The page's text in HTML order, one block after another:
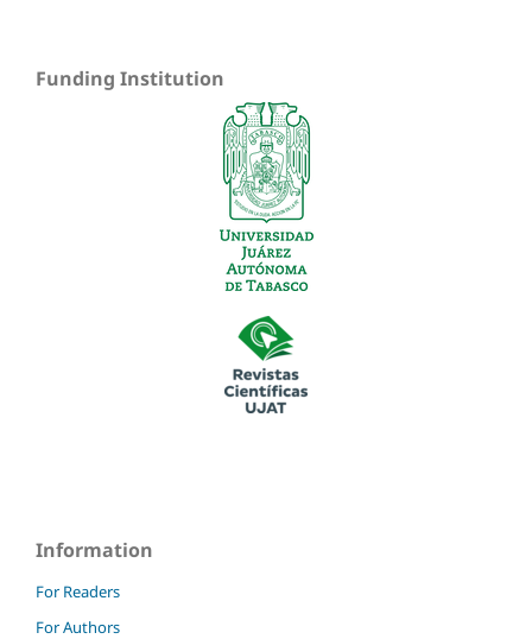
Funding Institution
Information
For Readers
For Authors